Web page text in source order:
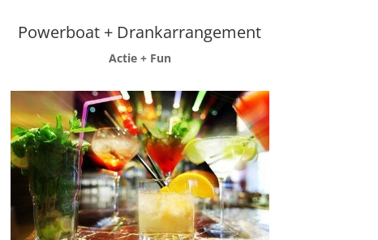
Powerboat + Drankarrangement
Actie + Fun